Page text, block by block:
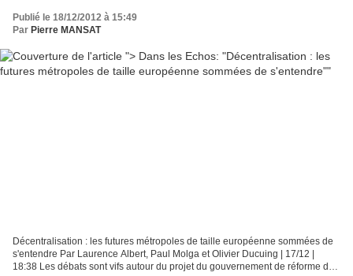
Publié le 18/12/2012 à 15:49
Par Pierre MANSAT
Décentralisation : les futures métropoles de taille européenne sommées de
s'entendre Par Laurence Albert, Paul Molga et Olivier Ducuing | 17/12 |
18:38 Les débats sont vifs autour du projet du gouvernement de réforme de